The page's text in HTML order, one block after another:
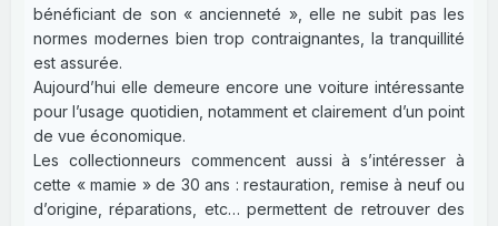
bénéficiant de son « ancienneté », elle ne subit pas les
normes modernes bien trop contraignantes, la tranquillité
est assurée.
Aujourd’hui elle demeure encore une voiture intéressante
pour l’usage quotidien, notamment et clairement d’un point
de vue économique.
Les collectionneurs commencent aussi à s’intéresser à
cette « mamie » de 30 ans : restauration, remise à neuf ou
d’origine, réparations, etc… permettent de retrouver des